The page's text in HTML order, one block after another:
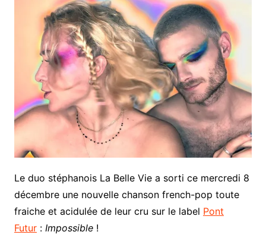
Le duo stéphanois La Belle Vie a sorti ce mercredi 8
décembre une nouvelle chanson french-pop toute
fraiche et acidulée de leur cru sur le label Pont
Futur: Impossible!